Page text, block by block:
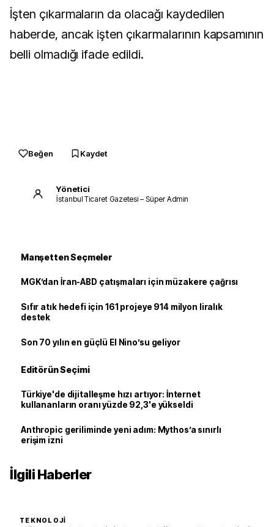
İşten çıkarmaların da olacağı kaydedilen
haberde, ancak işten çıkarmalarının kapsamının
belli olmadığı ifade edildi.
Beğen Kaydet
Yönetici
İstanbul Ticaret Gazetesi – Süper Admin
Manşetten Seçmeler
MGK’dan İran-ABD çatışmaları için müzakere çağrısı
Sıfır atık hedefi için 161 projeye 914 milyon liralık
destek
Son 70 yılın en güçlü El Nino’su geliyor
Editörün Seçimi
Türkiye'de dijitalleşme hızı artıyor: İnternet
kullananların oranı yüzde 92,3'e yükseldi
Anthropic geriliminde yeni adım: Mythos’a sınırlı
erişim izni
İlgili Haberler
TEKNOLOJI